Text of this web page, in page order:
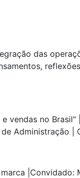
das
vendas no
Administração |
|Convidado: